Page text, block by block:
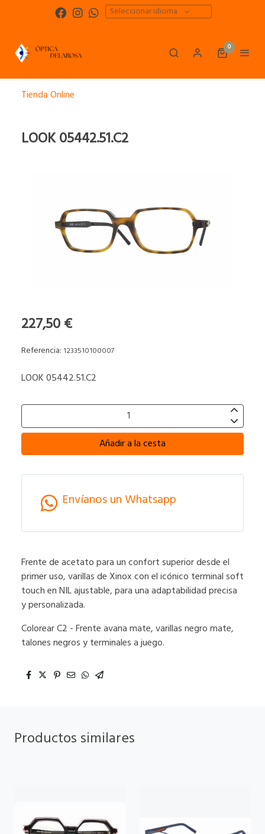
Seleccionar idioma
0
Tienda Online
LOOK 05442.51.C2
227,50 €
Referencia: 1233510100007
LOOK 05442.51.C2
Añadir a la cesta
Envíanos un Whatsapp
Frente de acetato para un confort superior desde el
primer uso, varillas de Xinox con el icónico terminal soft
touch en NIL ajustable, para una adaptabilidad precisa
y personalizada.
Colorear C2 - Frente avana mate, varillas negro mate,
talones negros y terminales a juego.
Productos similares